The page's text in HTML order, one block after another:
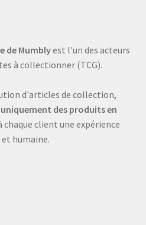
de Mumblyest l'un des acteurs
à collectionner (TCG).
d'articles de collection,
des produits en
client une expérience
humaine.